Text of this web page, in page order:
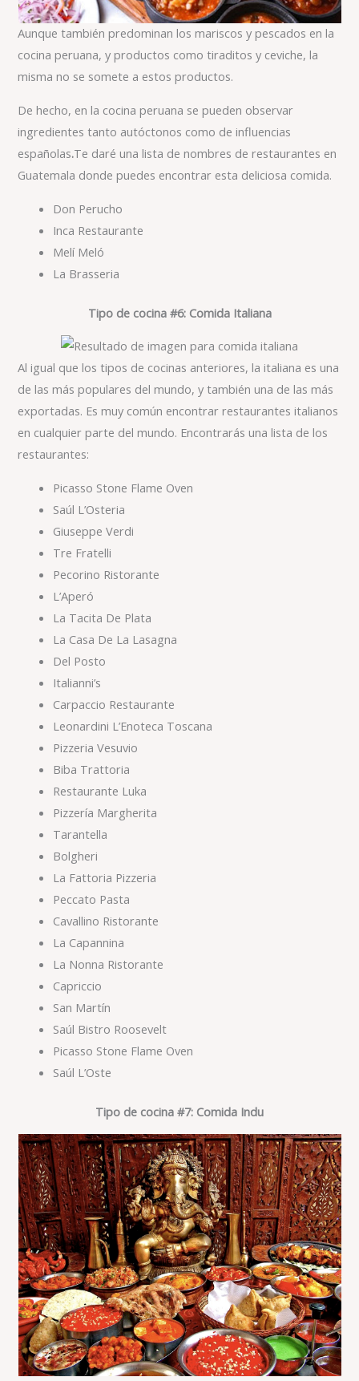
Aunque también predominan los mariscos y pescados en la
cocina peruana, y productos como tiraditos y ceviche, la
misma no se somete a estos productos.
De hecho, en la cocina peruana se pueden observar
ingredientes tanto autóctonos como de influencias
españolas.Te daré una lista de nombres de restaurantes en
Guatemala donde puedes encontrar esta deliciosa comida.
Don Perucho
Inca Restaurante
Melí Meló
La Brasseria
Tipo de cocina #6: Comida Italiana
Al igual que los tipos de cocinas anteriores, la italiana es una
de las más populares del mundo, y también una de las más
exportadas. Es muy común encontrar restaurantes italianos
en cualquier parte del mundo. Encontrarás una lista de los
restaurantes:
Picasso Stone Flame Oven
Saúl L’Osteria
Giuseppe Verdi
Tre Fratelli
Pecorino Ristorante
L’Aperó
La Tacita De Plata
La Casa De La Lasagna
Del Posto
Italianni’s
Carpaccio Restaurante
Leonardini L’Enoteca Toscana
Pizzeria Vesuvio
Biba Trattoria
Restaurante Luka
Pizzería Margherita
Tarantella
Bolgheri
La Fattoria Pizzeria
Peccato Pasta
Cavallino Ristorante
La Capannina
La Nonna Ristorante
Capriccio
San Martín
Saúl Bistro Roosevelt
Picasso Stone Flame Oven
Saúl L’Oste
Tipo de cocina #7: Comida Indu